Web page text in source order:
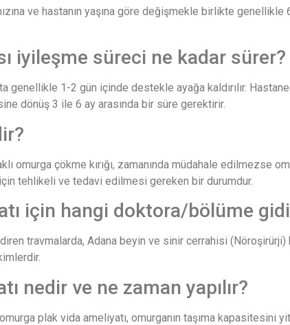
ve hastanın yaşına göre değişmekle birlikte
iyileşme süreci ne kadar sürer?
genellikle 1-2 gün içinde destekle ayağa kaldırılır.
dönüş 3 ile 6 ay arasında bir süre gerektirir.
omurga çökme kırığı, zamanında müdahale edilmezse
tehlikeli ve tedavi edilmesi gereken bir durumdur.
için hangi doktora/bölüme
travmalarda, Adana beyin ve sinir cerrahisi (Nöroşirürji)
nedir ve ne zaman yapılır?
plak vida ameliyatı, omurganın taşıma